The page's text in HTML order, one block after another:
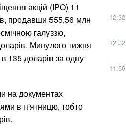
акцій (IPO) 11
продавши 555,56 млн
галуззю,
Минулого тижня
135 доларів за одну
на документах
в п'ятницю, тобто
12:32
12:32
11:56